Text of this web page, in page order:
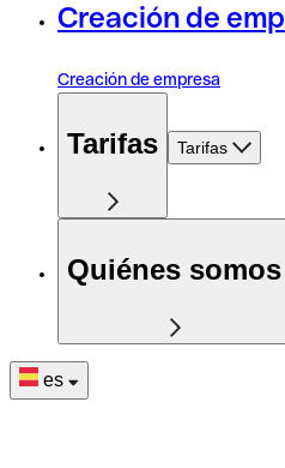
Creación de
Creación de empresa
Tarifas Tarifas
Quiénes somos
es